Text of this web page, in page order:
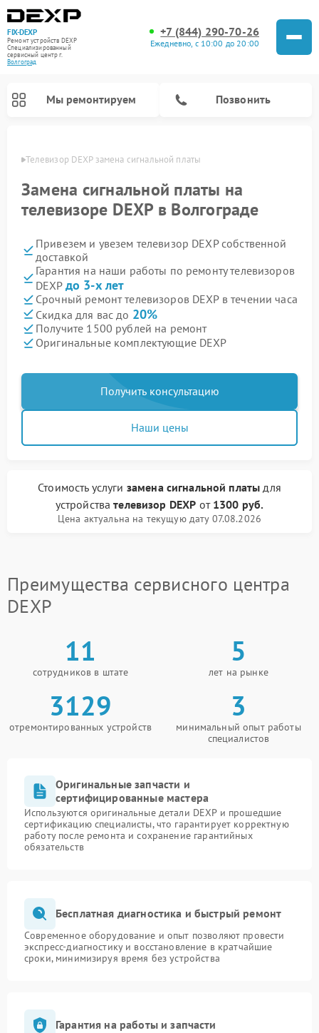
FIX-DEXP
Ремонт устройств DEXP
Специализированный
cервисный центр г.
Волгоград
+7 (844) 290-70-26
Ежедневно, с 10:00 до 20:00
Мы ремонтируем Позвонить
Телевизор DEXP замена сигнальной платы
Замена сигнальной платы на
телевизоре DEXP в Волгограде
Привезем и увезем телевизор DEXP собственной
доставкой
Гарантия на наши работы по ремонту телевизоров
DEXP до 3-х лет
Срочный ремонт телевизоров DEXP в течении часа
Скидка для вас до 20%
Получите 1500 рублей на ремонт
Оригинальные комплектующие DEXP
Получить консультацию
Наши цены
Стоимость услуги замена сигнальной платы для
устройствателевизор DEXP от 1300 руб.
Цена актуальна на текущую дату 07.08.2026
Преимущества сервисного центра
DEXP
11
сотрудников в штате
5
лет на рынке
3129
отремонтированных устройств
3
минимальный опыт работы
специалистов
Оригинальные запчасти и
сертифицированные мастера
Используются оригинальные детали DEXP и прошедшие
сертификацию специалисты, что гарантирует корректную
работу после ремонта и сохранение гарантийных
обязательств
Бесплатная диагностика и быстрый ремонт
Современное оборудование и опыт позволяют провести
экспресс-диагностику и восстановление в кратчайшие
сроки, минимизируя время без устройства
Гарантия на работы и запчасти